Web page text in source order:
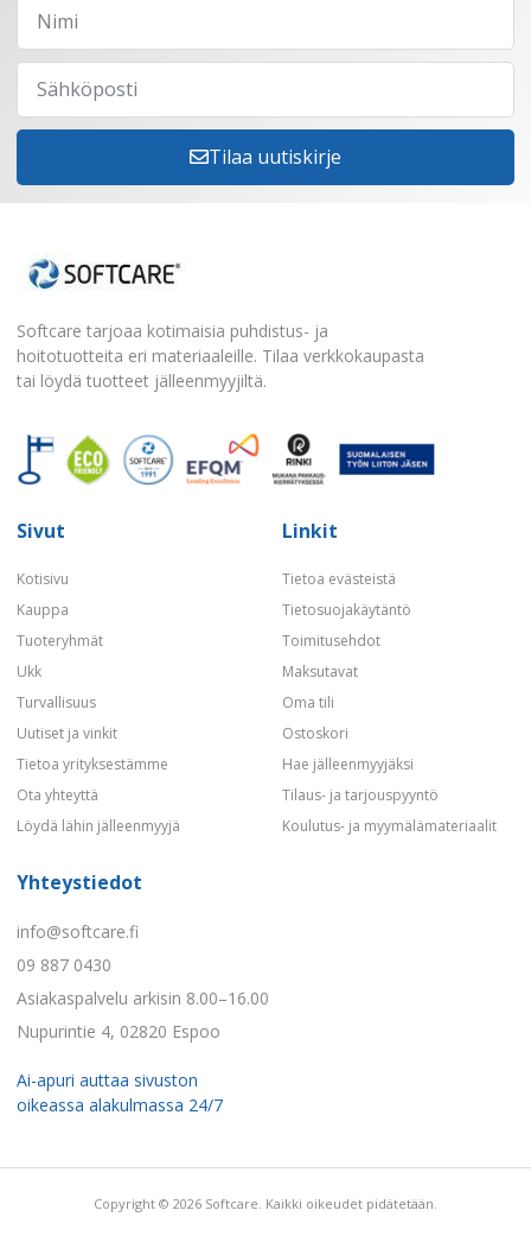
Tilaa uutiskirje
Softcare tarjoaa kotimaisia puhdistus- ja
hoitotuotteita eri materiaaleille. Tilaa verkkokaupasta
tai löydä tuotteet jälleenmyyjiltä.
Sivut
Kotisivu
Kauppa
Tuoteryhmät
Ukk
Turvallisuus
Uutiset ja vinkit
Tietoa yrityksestämme
Ota yhteyttä
Löydä lähin jälleenmyyjä
Linkit
Tietoa evästeistä
Tietosuojakäytäntö
Toimitusehdot
Maksutavat
Oma tili
Ostoskori
Hae jälleenmyyjäksi
Tilaus- ja tarjouspyyntö
Koulutus- ja myymälämateriaalit
Yhteystiedot
info@softcare.fi
09 887 0430
Asiakaspalvelu arkisin 8.00–16.00
Nupurintie 4, 02820 Espoo
Ai-apuri auttaa sivuston
oikeassa alakulmassa 24/7
Copyright © 2026 Softcare. Kaikki oikeudet pidätetään.